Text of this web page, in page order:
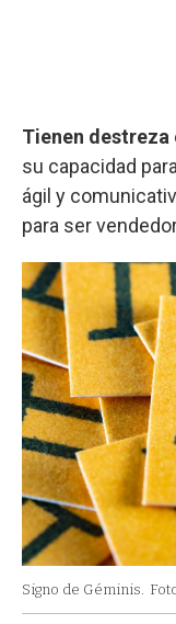
Tienen destreza
su capacidad
ágil y
para ser
Signo de Géminis.